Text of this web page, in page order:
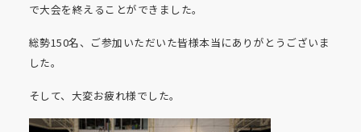
で大会を終えることができました。
総勢150名、ご参加いただいた皆様本当にありがとうございま
した。
そして、大変お疲れ様でした。